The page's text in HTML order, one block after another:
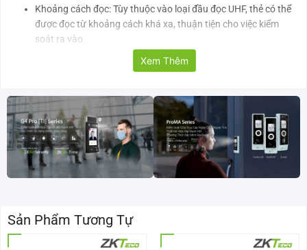
Khoảng cách đọc: Tùy thuộc vào loại đầu đọc UHF, thẻ có thể
được đọc từ khoảng cách khá xa, thuận tiện cho việc kiểm
soát ra vào.
Bảo mật cao: Sử dụng công nghệ RFID UHF, đảm bảo tính bảo
Bảng thông số kỹ thuật thẻ đèn ô tô UHF Card Light
Model sản phẩm UHF Card Light Tag
Tần số làm việc 860MHz đến 960MHz
Khoảng cách đọc 8m đến 10m
ISO18000-6C
Xem Thêm
Sản Phẩm Tương Tự